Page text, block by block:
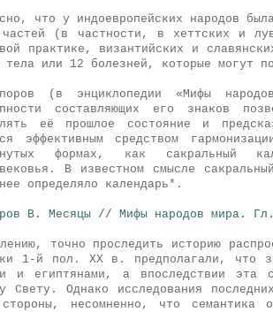
что у индоевропейских народов
(в частности, в хеттских и
практике, византийских и
тела или 12 болезней, которые могут
(в энциклопедии «Мифы
составляющих его знаков
её прошлое состояние и
эффективным средством
формах, как сакральный
В известном смысле
определяло календарь*.
В. Месяцы // Мифы народов мира.
точно проследить историю
1-й пол. ХХ в. предполагали, что
и египтянами, а впоследствии
Свету. Однако исследования
несомненно, что семантика